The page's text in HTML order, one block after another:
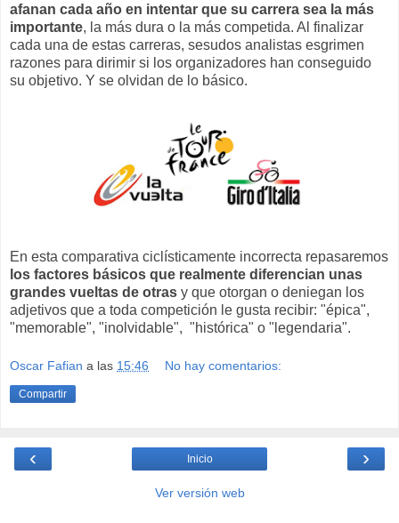
afanan cada año en intentar que su carrera sea la más
importante, la más dura o la más competida. Al finalizar
cada una de estas carreras, sesudos analistas esgrimen
razones para dirimir si los organizadores han conseguido
su objetivo. Y se olvidan de lo básico.
En esta comparativa ciclísticamente incorrecta repasaremos
los factores básicos que realmente diferencian unas
grandes vueltas de otras y que otorgan o deniegan los
adjetivos que a toda competición le gusta recibir: "épica",
"memorable", "inolvidable", "histórica" o "legendaria".
Oscar Fafian a las 15:46 No hay comentarios:
Compartir
‹ ›
Inicio
Ver versión web